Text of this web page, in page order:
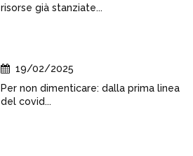
risorse già stanziate...
19/02/2025
Per non dimenticare: dalla prima linea
del covid...